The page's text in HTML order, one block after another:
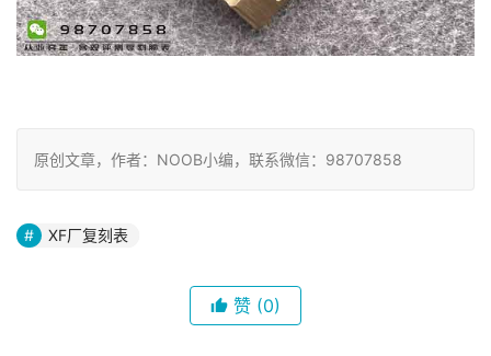
原创文章，作者：NOOB小编，联系微信：98707858
XF厂复刻表
赞 (0)